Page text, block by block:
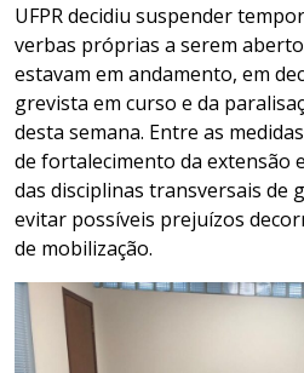
UFPR decidiu suspender
verbas próprias a serem
estavam em andamento, em
grevista em curso e da
desta semana. Entre as
de fortalecimento da extensão
das disciplinas transversais de
evitar possíveis prejuízos
de mobilização.